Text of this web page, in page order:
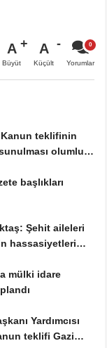
A
Büyüt
A
Küçült Yorumlar
teklifinin
olumlu
başlıkları
Şehit aileleri
hassasiyetleri
mülki idare
Yardımcısı
teklifi Gazi